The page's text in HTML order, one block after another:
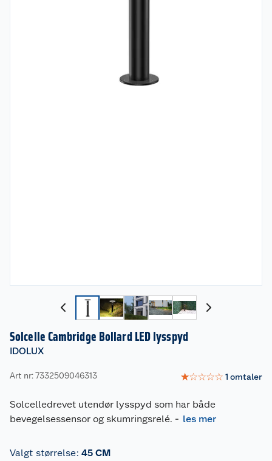
Solcelle Cambridge Bollard LED lysspyd
IDOLUX
Art nr: 7332509046313 ☆☆☆☆☆ 1 omtaler
Solcelledrevet utendør lysspyd som har både
bevegelsessensor og skumringsrelé. - les mer
Valgt størrelse: 45 CM